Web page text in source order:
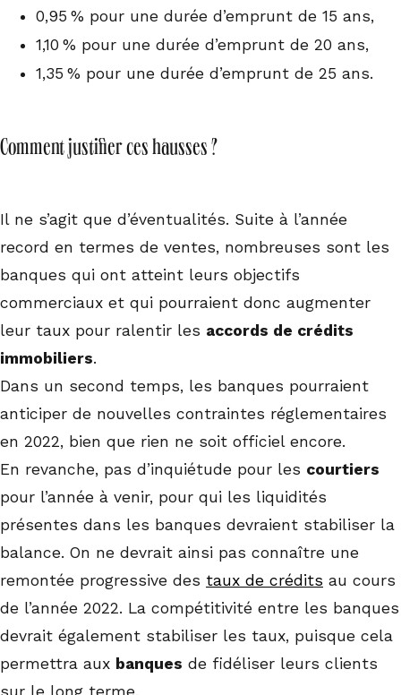
0,95 % pour une durée d’emprunt de 15 ans,
1,10 % pour une durée d’emprunt de 20 ans,
1,35 % pour une durée d’emprunt de 25 ans.
Comment justifier ces hausses ?
Il ne s’agit que d’éventualités. Suite à l’année
record en termes de ventes, nombreuses sont les
banques qui ont atteint leurs objectifs
commerciaux et qui pourraient donc augmenter
leur taux pour ralentir les accords de crédits
immobiliers.
Dans un second temps, les banques pourraient
anticiper de nouvelles contraintes réglementaires
en 2022, bien que rien ne soit officiel encore.
En revanche, pas d’inquiétude pour les courtiers
pour l’année à venir, pour qui les liquidités
présentes dans les banques devraient stabiliser la
balance. On ne devrait ainsi pas connaître une
remontée progressive des taux de crédits au cours
de l’année 2022. La compétitivité entre les banques
devrait également stabiliser les taux, puisque cela
permettra aux banques de fidéliser leurs clients